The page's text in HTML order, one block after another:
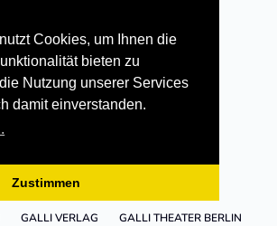
Cookies, um Ihnen die
bieten zu
Nutzung unserer Services
damit einverstanden.
Zustimmen
GALLI VERLAG GALLI THEATER BERLIN